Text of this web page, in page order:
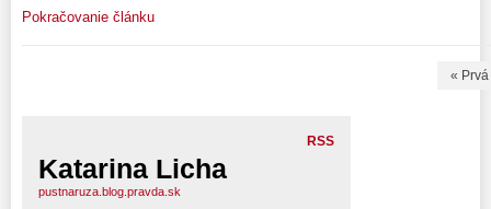
Pokračovanie článku
« Prvá
RSS
Katarina Licha
pustnaruza.blog.pravda.sk